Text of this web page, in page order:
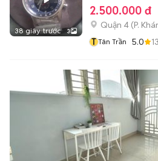
38 giây trước 3
2.500.000 đ
Quận 4 (P.
T Tân Trần 5.0 13